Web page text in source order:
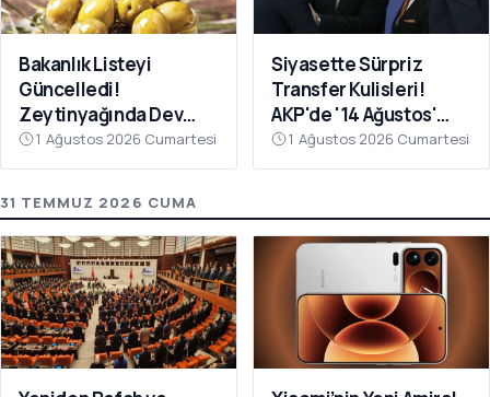
Bakanlık Listeyi
Güncelledi!
Zeytinyağında Dev
Hile Belli Oldu
1 Ağustos 2026 Cumartesi
Siyasette Sürpriz
Transfer Kulisleri!
AKP'de '14 Ağustos'
Hareketliliği
1 Ağustos 2026 Cumartesi
31 TEMMUZ 2026 CUMA